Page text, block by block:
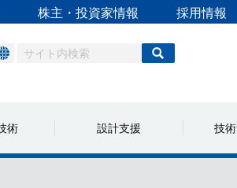
株主・投資家情報 採用情報
術 設計支援 技